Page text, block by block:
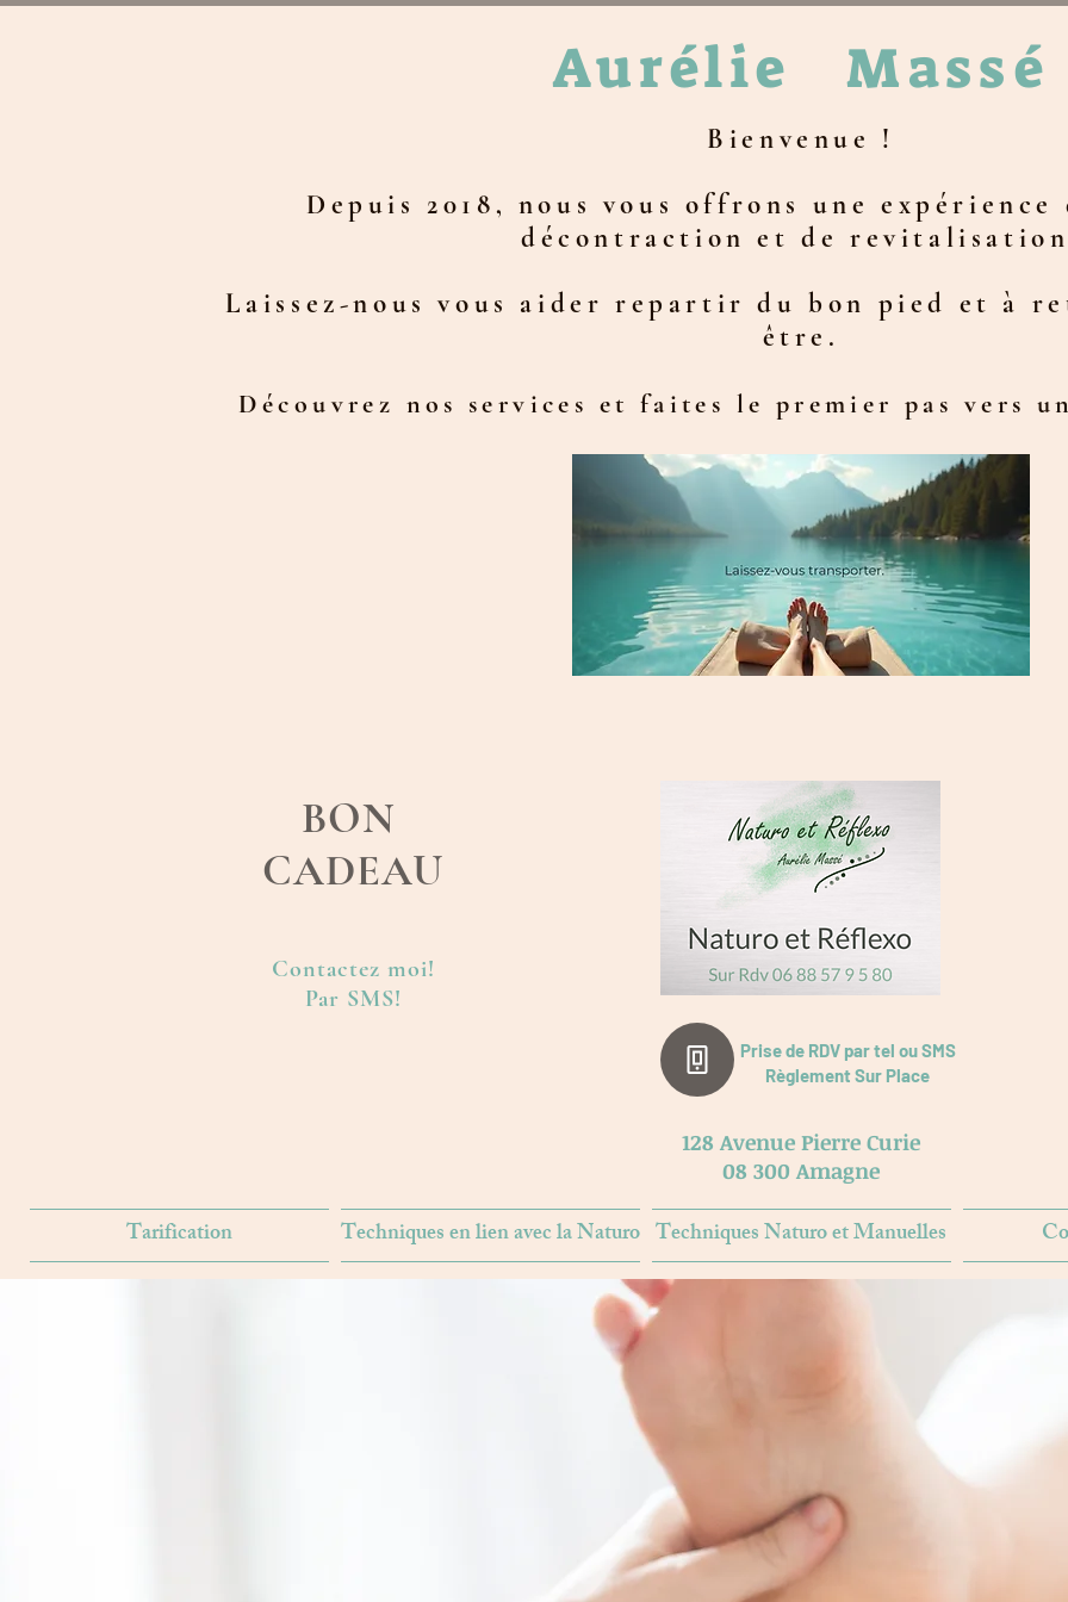
AurélieMassé
Bienvenue !
Depuis 2018, nous vous offrons une
décontraction et de
Laissez-nous vous aider repartir du bon pied et à
être.
Découvrez nos services et faites le premier pas vers
BON
CADEAU
Contactez moi!
Par SMS!
Prise de RDV par tel ou SMS
Règlement Sur Place
128 Avenue Pierre Curie
​08 300 Amagne
Tarification Techniques en lien avec la Naturo Techniques Naturo et Manuelles